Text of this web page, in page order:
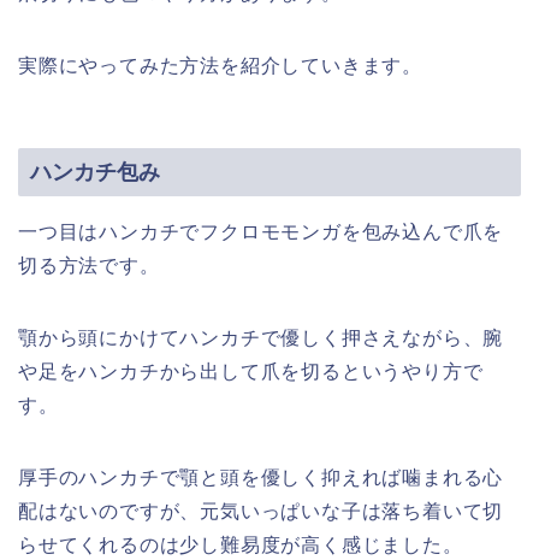
実際にやってみた方法を紹介していきます。
ハンカチ包み
一つ目はハンカチでフクロモモンガを包み込んで爪を
切る方法です。
顎から頭にかけてハンカチで優しく押さえながら、腕
や足をハンカチから出して爪を切るというやり方で
す。
厚手のハンカチで顎と頭を優しく抑えれば噛まれる心
配はないのですが、元気いっぱいな子は落ち着いて切
らせてくれるのは少し難易度が高く感じました。